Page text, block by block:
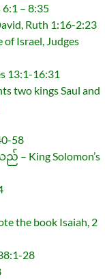
– 8:35
Ruth 1:16-2:23
Israel, Judges
13:1-16:31
two kings Saul and
58
King Solomon’s
the book Isaiah, 2
28